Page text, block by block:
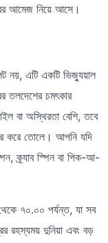
আমেজ নিয়ে আসে।
এটি একটি ভিজ্যুয়াল
তলদেশের চমৎকার
বা অস্থিরতা বেশি, তবে
করে তোলে। আপনি যদি
ক্র্যাব স্পিন বা পিক-আ-
৭০.০০ পর্যন্ত, যা সব
রহস্যময় দুনিয়া এবং বড়